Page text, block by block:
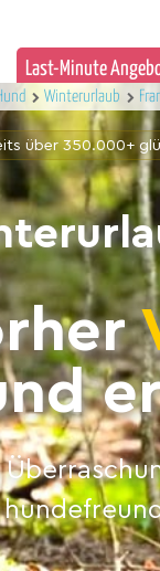
Last-Minute
Winterurlaub
über 350.000+